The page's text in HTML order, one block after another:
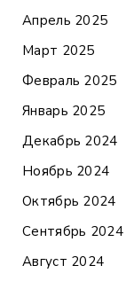
Апрель 2025
Март 2025
Февраль 2025
Январь 2025
Декабрь 2024
Ноябрь 2024
Октябрь 2024
Сентябрь 2024
Август 2024